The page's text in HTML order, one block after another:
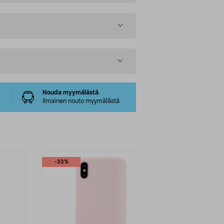
Nouda myymälästä
Ilmainen nouto myymälästä
-33%